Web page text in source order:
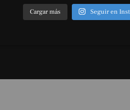
Cargar más Seguir en